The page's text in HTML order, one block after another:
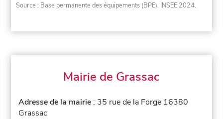
Source : Base permanente des équipements (BPE), INSEE 2024.
Mairie de Grassac
Adresse de la mairie : 35 rue de la Forge 16380
Grassac